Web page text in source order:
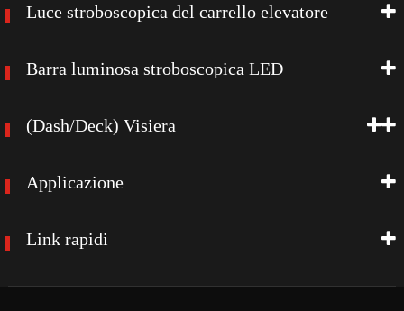
Luce stroboscopica del carrello elevatore
Barra luminosa stroboscopica LED
(Dash/Deck) Visiera
Applicazione
Link rapidi